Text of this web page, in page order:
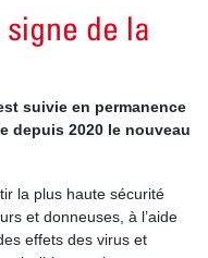
de la
suivie en permanence
depuis 2020 le nouveau
la plus haute sécurité
et donneuses, à l’aide
effets des virus et